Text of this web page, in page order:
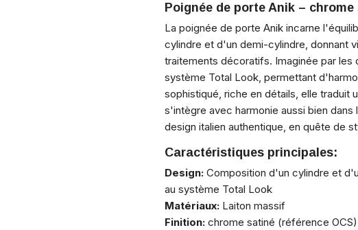
Poignée de porte Anik –
La poignée de porte Anik incarne
cylindre et d'un demi-cylindre, donnant
traitements décoratifs. Imaginée par les
système Total Look, permettant
sophistiqué, riche en détails, elle traduit
s'intègre avec harmonie aussi bien
design italien authentique, en quête de
Caractéristiques principales:
Design: Composition d'un cylindre et
au système Total Look
Matériaux: Laiton massif
Finition: chrome satiné (référence OCS)